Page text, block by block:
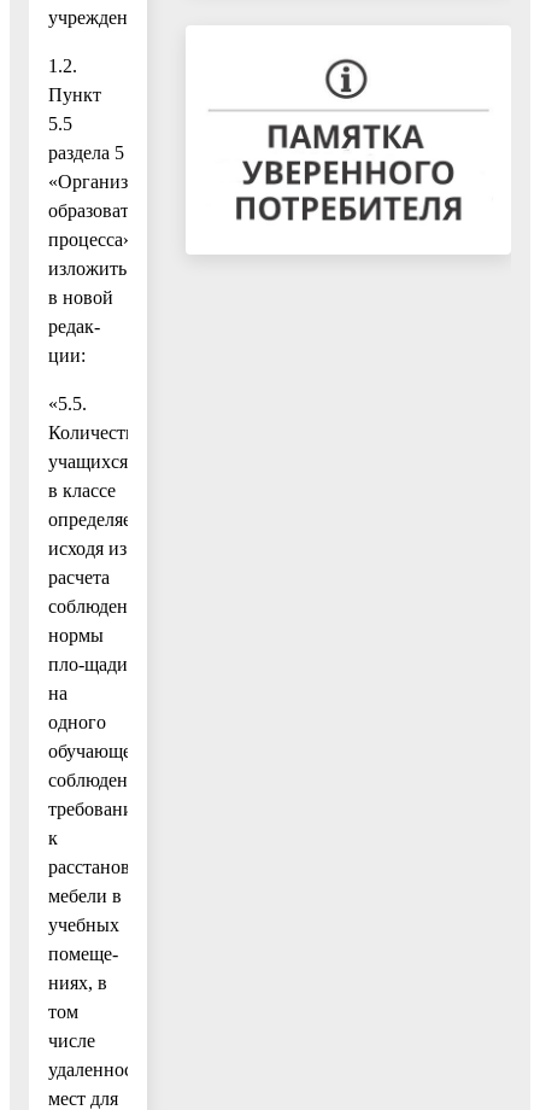
учреждение.»;
1.2.
Пункт
5.5
раздела 5
«Организация
образовательного
процесса»
изложить
в новой
редак-
ции:
«5.5.
Количество
учащихся
в классе
определяется
исходя из
расчета
соблюдения
нормы
пло-щади
на
одного
обучающегося,
соблюдении
требований
к
расстановке
мебели в
учебных
помеще-
ниях, в
том
числе
удаленности
мест для